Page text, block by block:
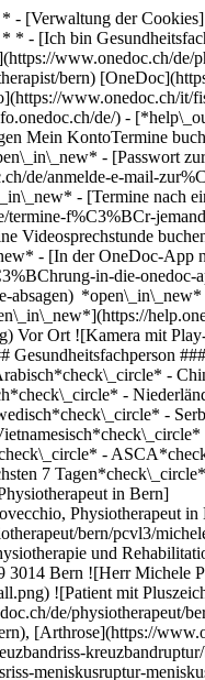
- [Verwaltung der Cookies]
- [Ich bin
www.onedoc.ch/de/
bern)
www.onedoc.ch/it/
de/) -
Mein KontoTermine
- [Passwort
de/anmelde-e-mail-
- [Termine nach
f%C3%BCr-
Videosprechstunde
- [In der OneDoc-App
in-die-